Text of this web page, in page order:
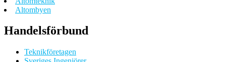
Altombyen
Handelsförbund
Teknikföretagen